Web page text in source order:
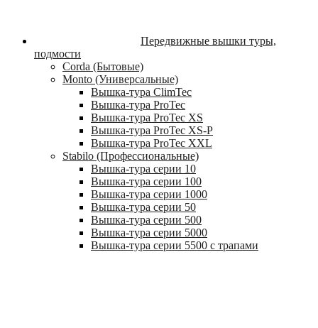
Передвижные вышки туры,
подмости
Corda (Бытовые)
Monto (Универсальные)
Вышка-тура ClimTec
Вышка-тура ProTec
Вышка-тура ProTec XS
Вышка-тура ProTec XS-P
Вышка-тура ProTec XXL
Stabilo (Профессиональные)
Вышка-тура cерии 10
Вышка-тура cерии 100
Вышка-тура cерии 1000
Вышка-тура cерии 50
Вышка-тура cерии 500
Вышка-тура cерии 5000
Вышка-тура cерии 5500 с трапами